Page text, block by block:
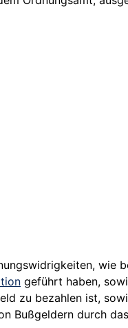
wie
geführt haben,
zu bezahlen ist,
Bußgeldern durch